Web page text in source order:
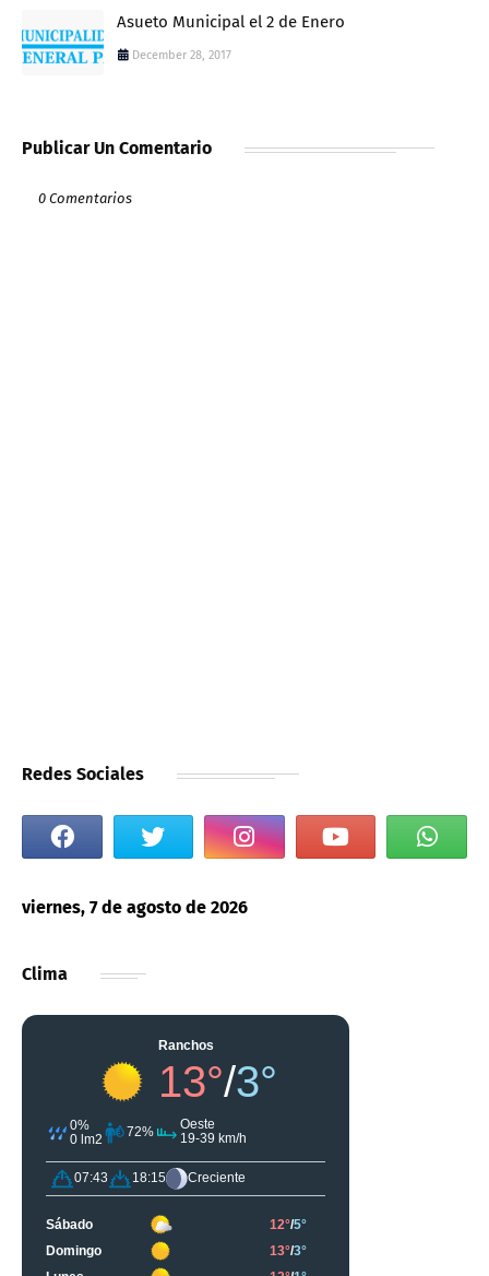
Asueto Municipal el 2 de Enero
December 28, 2017
Publicar Un Comentario
0 Comentarios
Redes Sociales
viernes, 7 de agosto de 2026
Clima